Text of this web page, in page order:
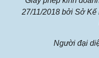
27/11/2018 bởi Sở
Người đại